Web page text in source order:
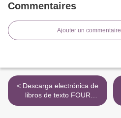
Commentaires
Ajouter un commentaire
< Descarga electrónica de
libros de texto FOUR
FAMOUS COUPLES